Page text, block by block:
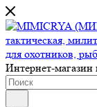
Интернет-магазин